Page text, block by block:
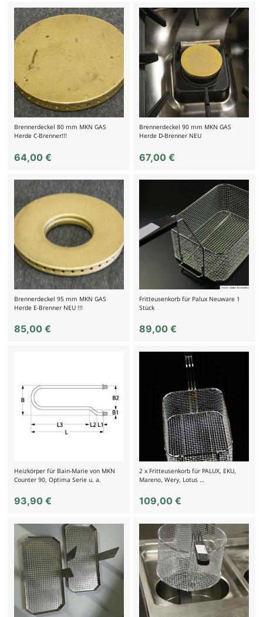
Brennerdeckel 80 mm MKN GAS
Herde C-Brenner!!!
64,00 €
Brennerdeckel 90 mm MKN GAS
Herde D-Brenner NEU
67,00€
Brennerdeckel 95 mm MKN GAS
Herde E-Brenner NEU !!!
85,00 €
Fritteusenkorb für Palux Neuware 1
Stück
89,00€
Heizkörper für Bain-Marie von MKN
Counter 90, Optima Serie u. a.
93,90 €
2 x Fritteusenkorb für PALUX, EKU,
Mareno, Wery, Lotus …
109,00€